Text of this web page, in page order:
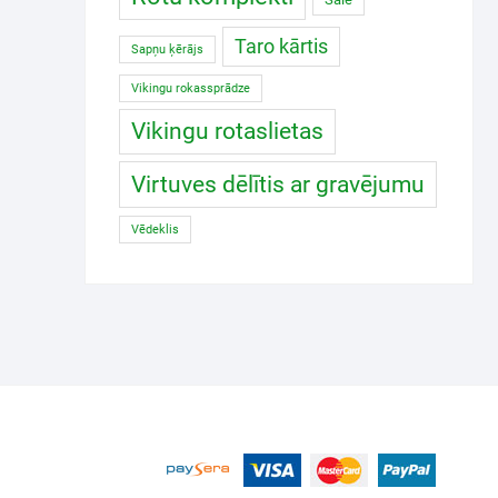
Sapņu ķērājs Taro kārtis
Vikingu rokassprādze
Vikingu rotaslietas
Virtuves dēlītis ar gravējumu
Vēdeklis